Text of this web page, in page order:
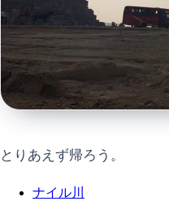
とりあえず帰ろう。
ナイル川